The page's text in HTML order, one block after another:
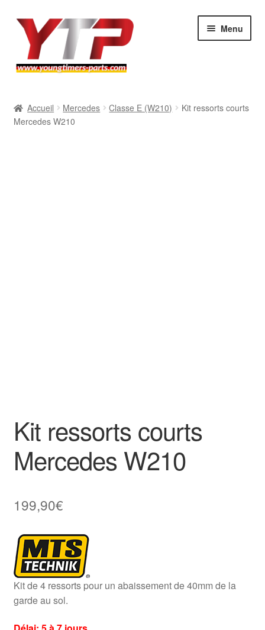
Aller
navigation
Aller
contenu
Menu
BMW
Accueil Mercedes Classe E (W210)
Kit ressorts courts
Mercedes W210
Kit ressorts courts
Mercedes W210
199,90€
Kit de 4 ressorts pour un abaissement de 40mm de la
garde au sol.